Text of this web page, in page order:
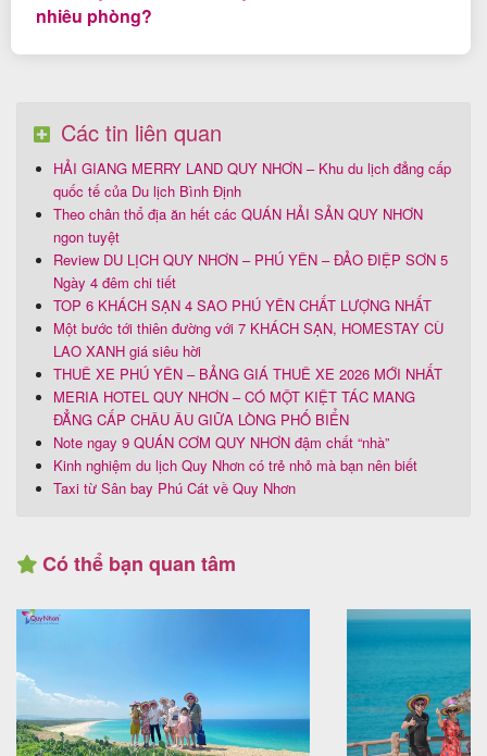
nhiêu phòng?
Các tin liên quan
HẢI GIANG MERRY LAND QUY NHƠN – Khu du lịch đẳng cấp
quốc tế của Du lịch Bình Định
Theo chân thổ địa ăn hết các QUÁN HẢI SẢN QUY NHƠN
ngon tuyệt
Review DU LỊCH QUY NHƠN – PHÚ YÊN – ĐẢO ĐIỆP SƠN 5
Ngày 4 đêm chi tiết
TOP 6 KHÁCH SẠN 4 SAO PHÚ YÊN CHẤT LƯỢNG NHẤT
Một bước tới thiên đường với 7 KHÁCH SẠN, HOMESTAY CÙ
LAO XANH giá siêu hời
THUÊ XE PHÚ YÊN – BẢNG GIÁ THUÊ XE 2026 MỚI NHẤT
MERIA HOTEL QUY NHƠN – CÓ MỘT KIỆT TÁC MANG
ĐẲNG CẤP CHÂU ÂU GIỮA LÒNG PHỐ BIỂN
Note ngay 9 QUÁN CƠM QUY NHƠN đậm chất “nhà”
Kinh nghiệm du lịch Quy Nhơn có trẻ nhỏ mà bạn nên biết
Taxi từ Sân bay Phú Cát về Quy Nhơn
Có thể bạn quan tâm